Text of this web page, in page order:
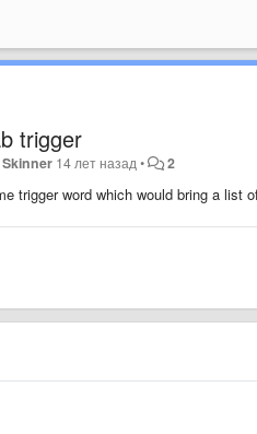
trigger
14 лет назад • 2
trigger word which would bring a list